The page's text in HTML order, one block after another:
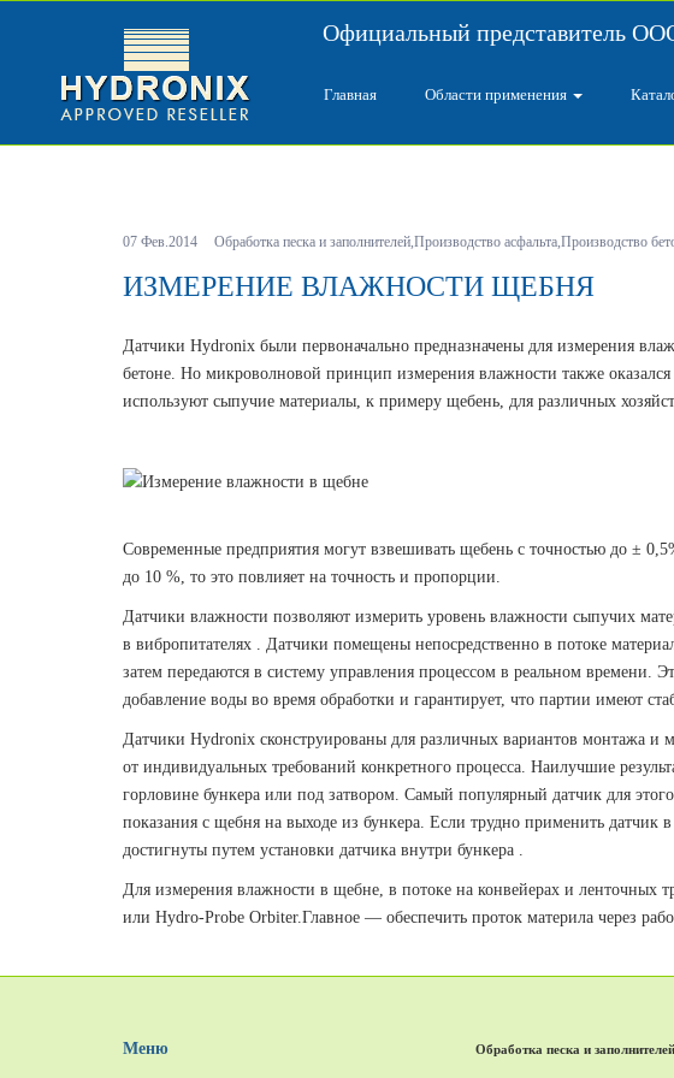
Официальный представитель
Главная Области применения
07 Фев.2014 Обработка песка и заполнителей,Производство асфальта,Производство
ИЗМЕРЕНИЕ ВЛАЖНОСТИ ЩЕБНЯ
Датчики Hydronix были первоначально предназначены для измерения
бетоне. Но микроволновой принцип измерения влажности также
используют сыпучие материалы, к примеру щебень, для различных
Современные предприятия могут взвешивать щебень с точностью до ±
до 10 %, то это повлияет на точность и пропорции.
Датчики влажности позволяют измерить уровень влажности сыпучих
в вибропитателях . Датчики помещены непосредственно в потоке
затем передаются в систему управления процессом в реальном времени.
добавление воды во время обработки и гарантирует, что партии имеют
Датчики Hydronix сконструированы для различных вариантов монтажа и
от индивидуальных требований конкретного процесса. Наилучшие
горловине бункера или под затвором. Самый популярный датчик для
показания с щебня на выходе из бункера. Если трудно применить датчик
достигнуты путем установки датчика внутри бункера .
Для измерения влажности в щебне, в потоке на конвейерах и ленточных
или Hydro-Probe Orbiter.Главное — обеспечить проток материла через
Меню Обработка песка и заполнителей